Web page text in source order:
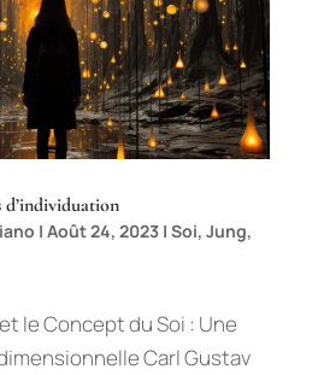
d’individuation
| Août 24, 2023| Soi, Jung,
le Concept du Soi : Une
Carl Gustav